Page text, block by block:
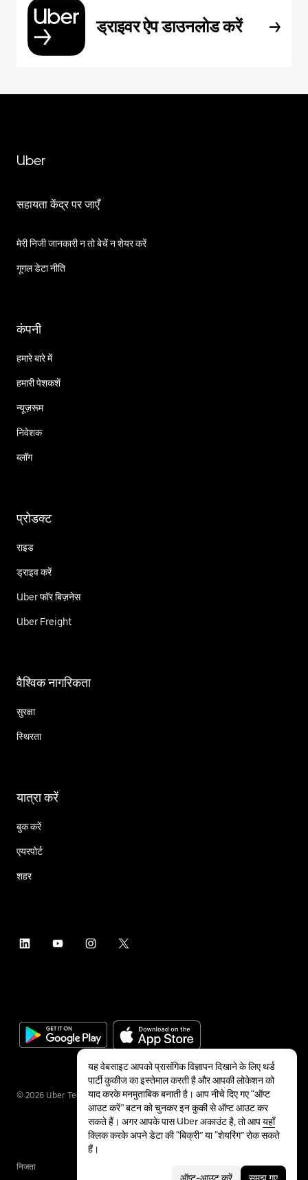
ड्राइवर ऐप डाउनलोड करें
Uber
सहायता केंद्र पर जाएँ
मेरी निजी जानकारी न तो बेचें न शेयर करें
गूगल डेटा नीति
कंपनी
हमारे बारे में
हमारी पेशकशें
न्यूज़रूम
निवेशक
ब्लॉग
प्रोडक्ट
राइड
ड्राइव करें
Uber फॉर बिज़नेस
Uber Freight
वैश्विक नागरिकता
सुरक्षा
स्थिरता
यात्रा करें
बुक करें
एयरपोर्ट
शहर
© 2026 Uber Technologies Inc.
निजता
यह वेबसाइट आपको प्रासंगिक विज्ञापन दिखाने के लिए थर्ड
पार्टी कुकीज का इस्तेमाल करती है और आपकी लोकेशन को
याद करके मनमुताबिक बनाती है। आप नीचे दिए गए “ऑप्ट
आउट करें” बटन को चुनकर इन कुकी से ऑप्ट आउट कर
सकते हैं। अगर आपके पास Uber अकाउंट है, तो आपयहाँ
क्लिक करके अपने डेटा की “बिक्री” या “शेयरिंग” रोक सकते
हैं।